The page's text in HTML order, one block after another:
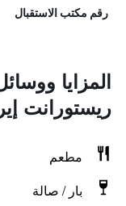
رقم مكتب الاستقبال
المزايا
ريستورانت
مطعم
بار / صالة